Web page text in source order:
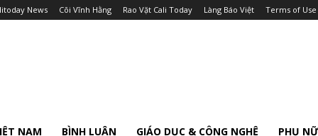
News Cõi Vĩnh Hằng Rao Vặt Cali Today Làng Báo Việt Terms of Use
NAM BÌNH LUẬN GIÁO DỤC & CÔNG NGHỆ PHỤ NỮ